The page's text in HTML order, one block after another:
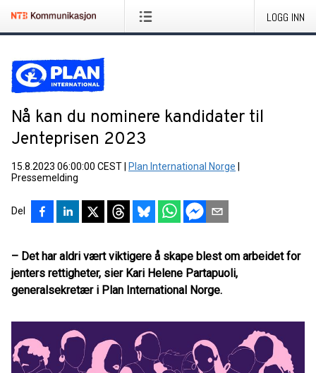
LOGG INN
Nå kan du nominere kandidater til
Jenteprisen 2023
15.8.2023 06:00:00 CEST Plan International Norge
Pressemelding
Del
– Det har aldri vært viktigere å skape blest om arbeidet for
jenters rettigheter, sier Kari Helene Partapuoli,
generalsekretær i Plan International Norge.